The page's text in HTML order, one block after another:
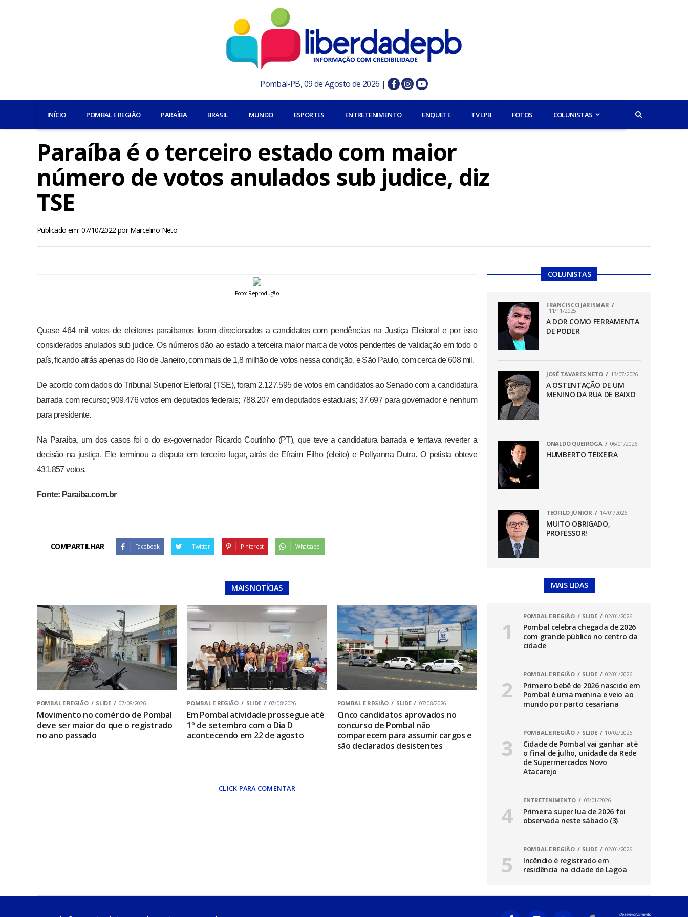
Pombal-PB, 09 de Agosto de 2026 |
INÍCIO POMBAL E REGIÃO PARAÍBA BRASIL MUNDO ESPORTES ENTRETENIMENTO ENQUETE TV LPB FOTOS COLUNISTAS
Paraíba é o terceiro estado com maior
número de votos anulados sub judice, diz
TSE
Publicado em: 07/10/2022porMarcelino Neto
Foto: Reprodução
Quase 464 mil votos de eleitores paraibanos foram direcionados a candidatos com pendências na Justiça Eleitoral e por isso
considerados anulados sub judice. Os números dão ao estado a terceira maior marca de votos pendentes de validação em todo o
país, ficando atrás apenas do Rio de Janeiro, com mais de 1,8 milhão de votos nessa condição, e São Paulo, com cerca de 608 mil.
De acordo com dados do Tribunal Superior Eleitoral (TSE), foram 2.127.595 de votos em candidatos ao Senado com a candidatura
barrada com recurso; 909.476 votos em deputados federais; 788.207 em deputados estaduais; 37.697 para governador e nenhum
para presidente.
Na Paraíba, um dos casos foi o do ex-governador Ricardo Coutinho (PT), que teve a candidatura barrada e tentava reverter a
decisão na justiça. Ele terminou a disputa em terceiro lugar, atrás de Efraim Filho (eleito) e Pollyanna Dutra. O petista obteve
431.857 votos.
Fonte: Paraíba.com.br
COMPARTILHAR Facebook Twitter Pinterest Whatsapp
MAIS NOTÍCIAS
POMBAL E REGIÃO SLIDE 07/08/2026
Movimento no comércio de Pombal
deve ser maior do que o registrado
no ano passado
POMBAL E REGIÃO SLIDE 07/08/2026
Em Pombal atividade prossegue até
1º de setembro com o Dia D
acontecendo em 22 de agosto
POMBAL E REGIÃO SLIDE 07/08/2026
Cinco candidatos aprovados no
concurso de Pombal não
comparecem para assumir cargos e
são declarados desistentes
CLICK PARA COMENTAR
COLUNISTAS
FRANCISCO JARISMAR
11/11/2025
A DOR COMO FERRAMENTA
DE PODER
JOSÉ TAVARES NETO 13/07/2026
A OSTENTAÇÃO DE UM
MENINO DA RUA DE BAIXO
ONALDO QUEIROGA 06/01/2026
HUMBERTO TEIXEIRA
TEÓFILO JÚNIOR 14/01/2026
MUITO OBRIGADO,
PROFESSOR!
MAIS LIDAS
POMBAL E REGIÃO SLIDE 02/01/2026
Pombal celebra chegada de 2026
com grande público no centro da
cidade
POMBAL E REGIÃO SLIDE 02/01/2026
Primeiro bebê de 2026 nascido em
Pombal é uma menina e veio ao
mundo por parto cesariana
POMBAL E REGIÃO SLIDE 10/02/2026
Cidade de Pombal vai ganhar até
o final de julho, unidade da Rede
de Supermercados Novo
Atacarejo
ENTRETENIMENTO 03/01/2026
Primeira super lua de 2026 foi
observada neste sábado (3)
POMBAL E REGIÃO SLIDE 02/01/2026
Incêndio é registrado em
residência na cidade de Lagoa